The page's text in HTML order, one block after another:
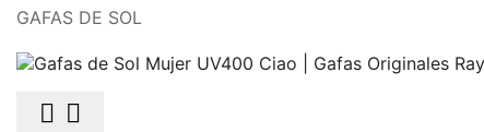
GAFAS DE SOL
 